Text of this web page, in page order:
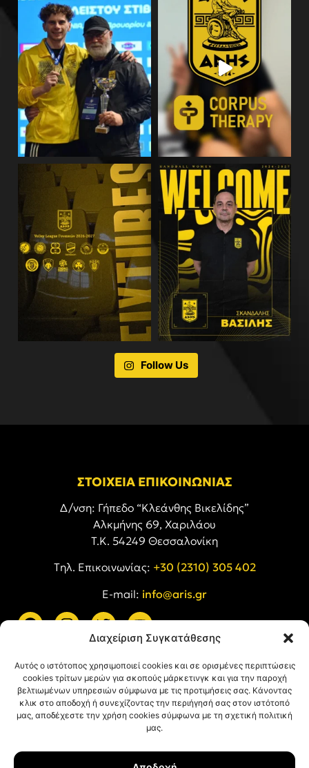
Διαχείριση Συγκατάθεσης
Αυτός ο ιστότοπος χρησιμοποιεί cookies και σε ορισμένες περιπτώσεις
cookies τρίτων μερών για σκοπούς μάρκετινγκ και για την παροχή
βελτιωμένων υπηρεσιών σύμφωνα με τις προτιμήσεις σας. Κάνοντας
κλικ στο αποδοχή ή συνεχίζοντας την περιήγησή σας στον ιστότοπό
μας, αποδέχεστε την χρήση cookies σύμφωνα με τη σχετική πολιτική
μας.
Follow Us
ΣΤΟΙΧΕΙΑ ΕΠΙΚΟΙΝΩΝΙΑΣ
Δ/νση: Γήπεδο “Κλεάνθης Βικελίδης”
Αλκμήνης 69, Χαριλάου
Τ.Κ. 54249 Θεσσαλονίκη
Tηλ. Επικοινωνίας: +30 (2310) 305 402
E-mail: info@aris.gr